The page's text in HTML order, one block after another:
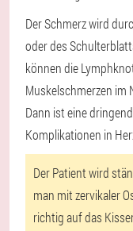
Der Schmerz wird
oder des
können die
Muskelschmerzen im
Dann ist eine
Komplikationen in
Der Patient wird
man mit zervikaler
richtig auf das